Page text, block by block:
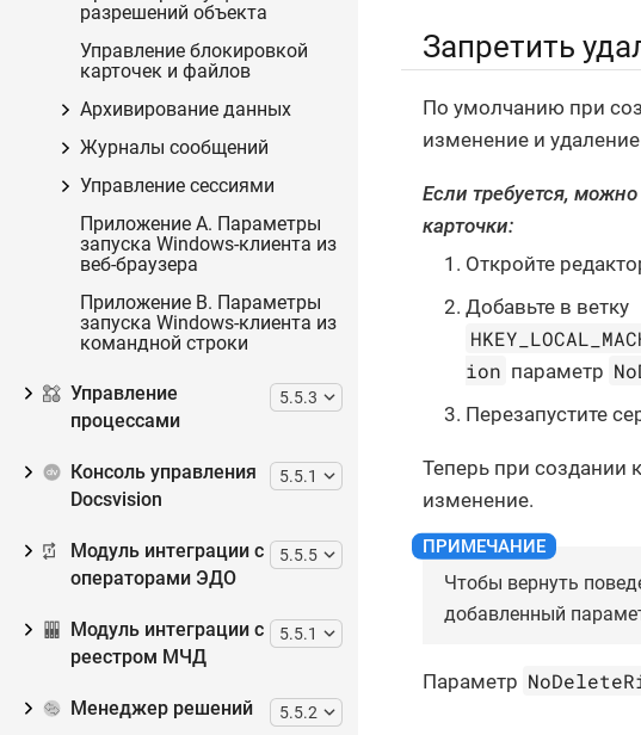
разрешений объекта
Управление блокировкой
карточек и файлов
Архивирование данных
Журналы сообщений
Управление сессиями
Приложение A. Параметры
запуска Windows-клиента из
веб-браузера
Приложение B. Параметры
запуска Windows-клиента из
командной строки
Управление
процессами
5.5.3
Консоль управления
Docsvision
5.5.1
Модуль интеграции с
операторами ЭДО
5.5.5
Модуль интеграции с
реестром МЧД
5.5.1
Менеджер решений 5.5.2
Запретить
По умолчанию при
изменение и
Если требуется,
карточки:
Откройте
Добавьте в ветку
ion параметр
Перезапустите
Теперь при создании
изменение.
Чтобы вернуть
добавленный
Параметр